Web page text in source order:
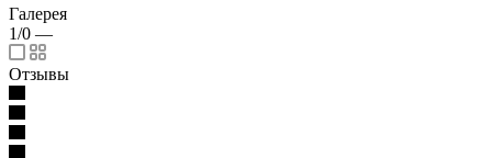
Галерея
1/0 —
Отзывы